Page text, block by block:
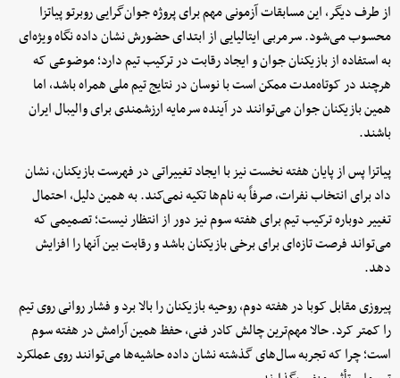
از طرف دیگر، این مسابقات آزمونی مهم برای پروژه جوان‌گرایی روبرتو پیاتزا
محسوب می‌شود. سرمربی ایتالیایی از ابتدای حضورش نشان داده نگاه ویژه‌ای
به استفاده از بازیکنان جوان و ایجاد رقابت در ترکیب تیم دارد؛ موضوعی که
هرچند در کوتاه‌مدت ممکن است با نوسان در نتایج تیم ملی همراه باشد، اما
همین بازیکنان جوان می‌توانند در آینده سرمایه ارزشمندی برای والیبال ایران
باشند.
پیاتزا پس از پایان هفته نخست نیز با ایجاد تغییراتی در فهرست بازیکنان، نشان
داد برای انتخاب نفرات، صرفاً به نام‌ها تکیه نمی‌کند. به همین دلیل، احتمال
تغییر دوباره ترکیب تیم برای هفته سوم نیز دور از انتظار نیست؛ تصمیمی که
می‌تواند فرصت تازه‌ای برای برخی بازیکنان باشد و رقابت بین آنها را افزایش
دهد.
پیروزی مقابل کوبا در هفته دوم، روحیه بازیکنان را بالا برد و فشار روانی روی تیم
را کمتر کرد. حالا مهم‌ترین چالش کادر فنی، حفظ همین آرامش در هفته سوم
است؛ چرا که تجربه سال‌های گذشته نشان داده حاشیه‌ها می‌توانند روی عملکرد